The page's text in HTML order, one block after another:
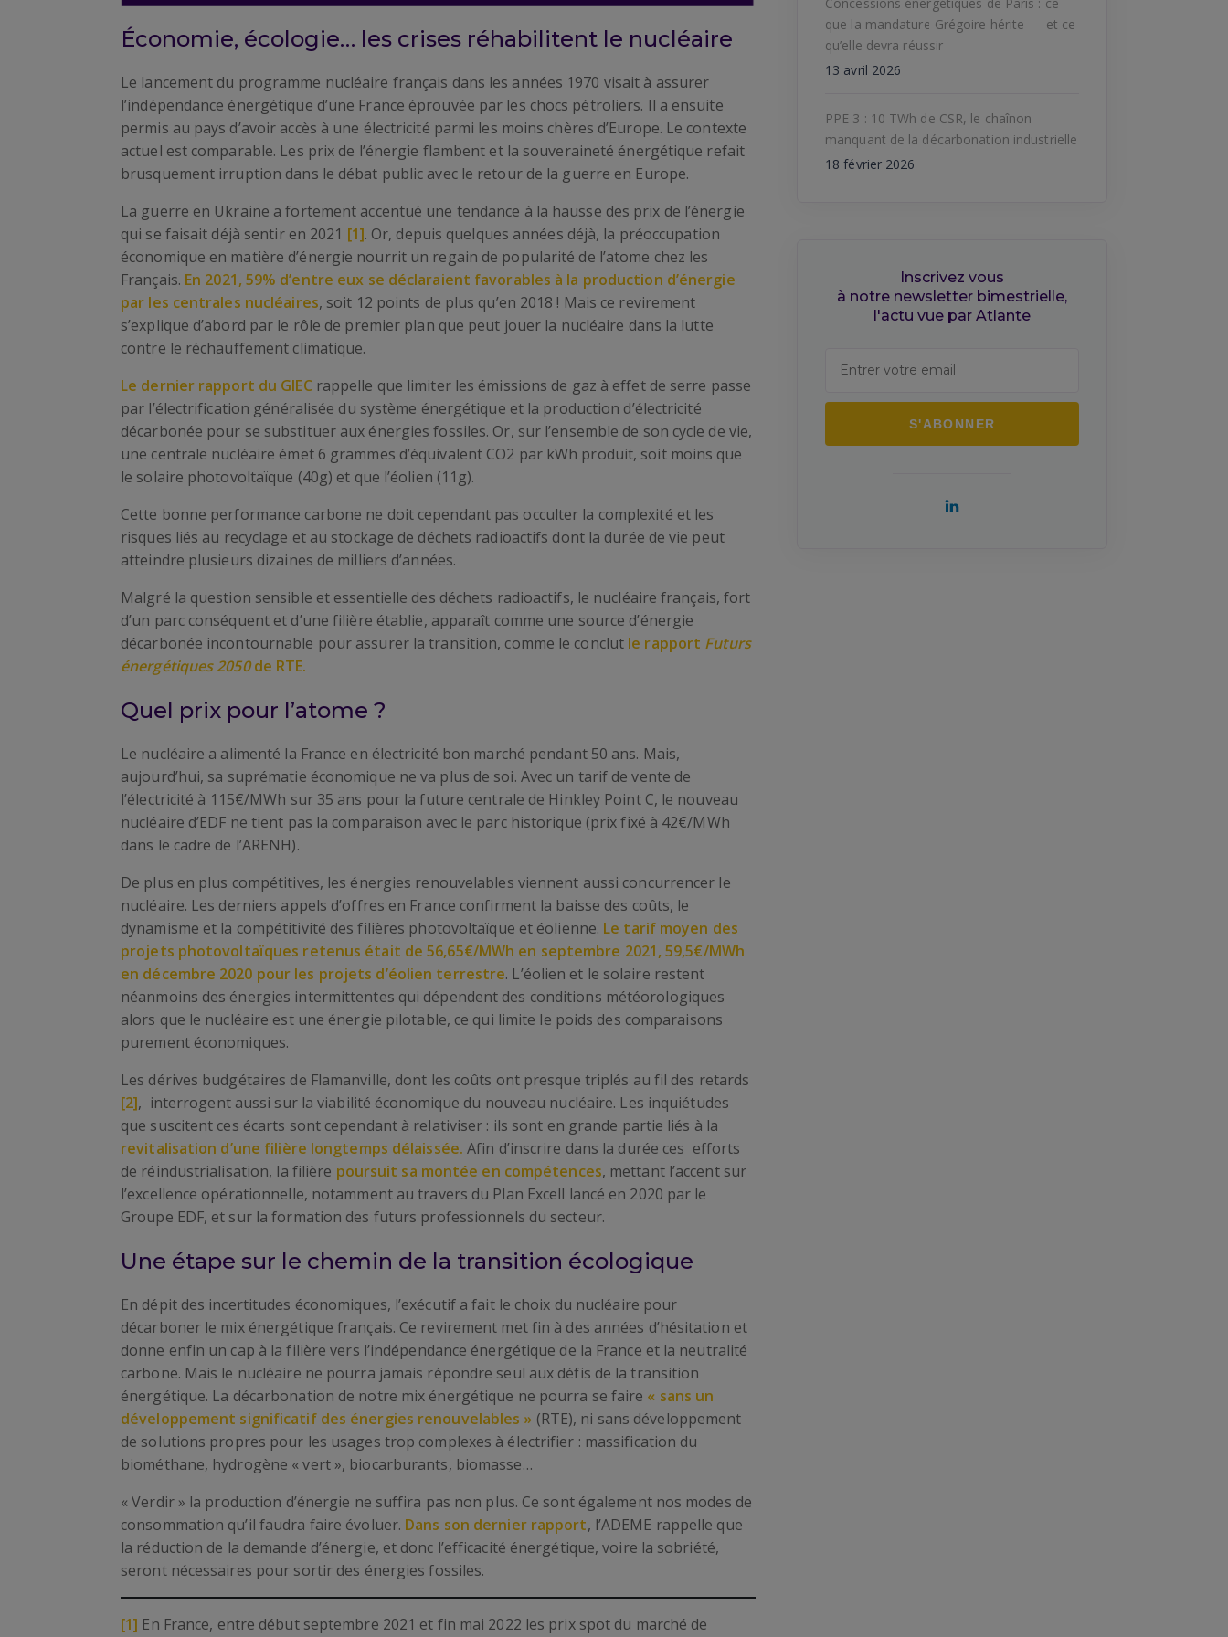
Économie, écologie… les crises réhabilitent le nucléaire
Le lancement du programme nucléaire français dans les années 1970 visait à assurer
l’indépendance énergétique d’une France éprouvée par les chocs pétroliers. Il a ensuite
permis au pays d’avoir accès à une électricité parmi les moins chères d’Europe. Le contexte
actuel est comparable. Les prix de l’énergie flambent et la souveraineté énergétique refait
brusquement irruption dans le débat public avec le retour de la guerre en Europe.
La guerre en Ukraine a fortement accentué une tendance à la hausse des prix de l’énergie
qui se faisait déjà sentir en 2021 [1]. Or, depuis quelques années déjà, la préoccupation
économique en matière d’énergie nourrit un regain de popularité de l’atome chez les
Français. En 2021, 59% d’entre eux se déclaraient favorables à la production d’énergie
par les centrales nucléaires, soit 12 points de plus qu’en 2018 ! Mais ce revirement
s’explique d’abord par le rôle de premier plan que peut jouer la nucléaire dans la lutte
contre le réchauffement climatique.
Le dernier rapport du GIEC rappelle que limiter les émissions de gaz à effet de serre passe
par l’électrification généralisée du système énergétique et la production d’électricité
décarbonée pour se substituer aux énergies fossiles. Or, sur l’ensemble de son cycle de vie,
une centrale nucléaire émet 6 grammes d’équivalent CO2 par kWh produit, soit moins que
le solaire photovoltaïque (40g) et que l’éolien (11g).
Cette bonne performance carbone ne doit cependant pas occulter la complexité et les
risques liés au recyclage et au stockage de déchets radioactifs dont la durée de vie peut
atteindre plusieurs dizaines de milliers d’années.
Malgré la question sensible et essentielle des déchets radioactifs, le nucléaire français, fort
d’un parc conséquent et d’une filière établie, apparaît comme une source d’énergie
décarbonée incontournable pour assurer la transition, comme le conclut le rapport Futurs
énergétiques 2050de RTE.
Quel prix pour l’atome ?
Le nucléaire a alimenté la France en électricité bon marché pendant 50 ans. Mais,
aujourd’hui, sa suprématie économique ne va plus de soi. Avec un tarif de vente de
l’électricité à 115€/MWh sur 35 ans pour la future centrale de Hinkley Point C, le nouveau
nucléaire d’EDF ne tient pas la comparaison avec le parc historique (prix fixé à 42€/MWh
dans le cadre de l’ARENH).
De plus en plus compétitives, les énergies renouvelables viennent aussi concurrencer le
nucléaire. Les derniers appels d’offres en France confirment la baisse des coûts, le
dynamisme et la compétitivité des filières photovoltaïque et éolienne. Le tarif moyen des
projets photovoltaïques retenus était de 56,65€/MWh en septembre 2021, 59,5€/MWh
en décembre 2020 pour les projets d’éolien terrestre. L’éolien et le solaire restent
néanmoins des énergies intermittentes qui dépendent des conditions météorologiques
alors que le nucléaire est une énergie pilotable, ce qui limite le poids des comparaisons
purement économiques.
Les dérives budgétaires de Flamanville, dont les coûts ont presque triplés au fil des retards
[2], interrogent aussi sur la viabilité économique du nouveau nucléaire. Les inquiétudes
que suscitent ces écarts sont cependant à relativiser : ils sont en grande partie liés à la
revitalisation d’une filière longtemps délaissée. Afin d’inscrire dans la durée ces efforts
de réindustrialisation, la filière poursuit sa montée en compétences, mettant l’accent sur
l’excellence opérationnelle, notamment au travers du Plan Excell lancé en 2020 par le
Groupe EDF, et sur la formation des futurs professionnels du secteur.
Une étape sur le chemin de la transition écologique
En dépit des incertitudes économiques, l’exécutif a fait le choix du nucléaire pour
décarboner le mix énergétique français. Ce revirement met fin à des années d’hésitation et
donne enfin un cap à la filière vers l’indépendance énergétique de la France et la neutralité
carbone. Mais le nucléaire ne pourra jamais répondre seul aux défis de la transition
énergétique. La décarbonation de notre mix énergétique ne pourra se faire « sans un
développement significatif des énergies renouvelables » (RTE), ni sans développement
de solutions propres pour les usages trop complexes à électrifier : massification du
biométhane, hydrogène « vert », biocarburants, biomasse…
« Verdir » la production d’énergie ne suffira pas non plus. Ce sont également nos modes de
consommation qu’il faudra faire évoluer. Dans son dernier rapport, l’ADEME rappelle que
la réduction de la demande d’énergie, et donc l’efficacité énergétique, voire la sobriété,
seront nécessaires pour sortir des énergies fossiles.
[1] En France, entre début septembre 2021 et fin mai 2022 les prix spot du marché de
que la mandature Grégoire hérite — et ce
qu’elle devra réussir
13 avril 2026
PPE 3 : 10 TWh de CSR, le chaînon
manquant de la décarbonation industrielle
18 février 2026
Inscrivez vous
à notre newsletter bimestrielle,
l'actu vue par Atlante